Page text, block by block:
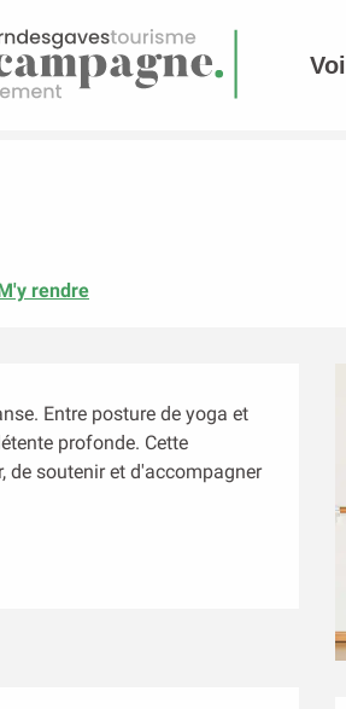
rendre
Entre posture de yoga et
profonde. Cette
de soutenir et d'accompagner